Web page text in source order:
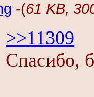
-(61 KB,
>>11309
Спасибо,